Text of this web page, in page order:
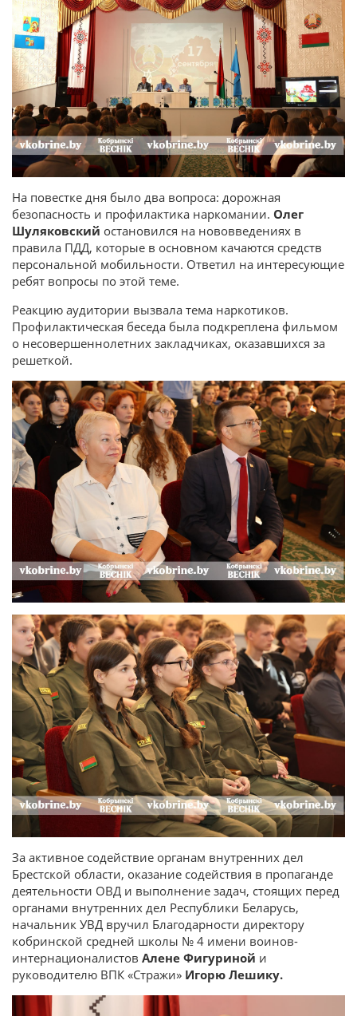
На повестке дня было два вопроса: дорожная
безопасность и профилактика наркомании. Олег
Шуляковский остановился на нововведениях в
правила ПДД, которые в основном качаются средств
персональной мобильности. Ответил на интересующие
ребят вопросы по этой теме.
Реакцию аудитории вызвала тема наркотиков.
Профилактическая беседа была подкреплена фильмом
о несовершеннолетних закладчиках, оказавшихся за
решеткой.
За активное содействие органам внутренних дел
Брестской области, оказание содействия в пропаганде
деятельности ОВД и выполнение задач, стоящих перед
органами внутренних дел Республики Беларусь,
начальник УВД вручил Благодарности директору
кобринской средней школы № 4 имени воинов-
интернационалистов Алене Фигуриной и
руководителю ВПК «Стражи» Игорю Лешику.